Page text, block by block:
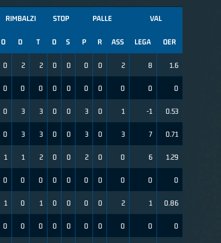
RIMBALZI STOP PALLE VAL
O D T D S P R ASS LEGA OER
0 2 2 0 0 0 0 2 8 1.6
0 0 0 0 0 0 0 0 0 0
0 3 3 0 0 3 0 1 -1 0.53
0 3 3 0 0 3 0 3 7 0.71
1 1 2 0 0 2 0 0 6 1.29
0 0 0 0 0 0 0 0 0 0
1 0 1 0 0 0 0 2 1 0.86
0 0 0 0 0 0 0 0 0 0